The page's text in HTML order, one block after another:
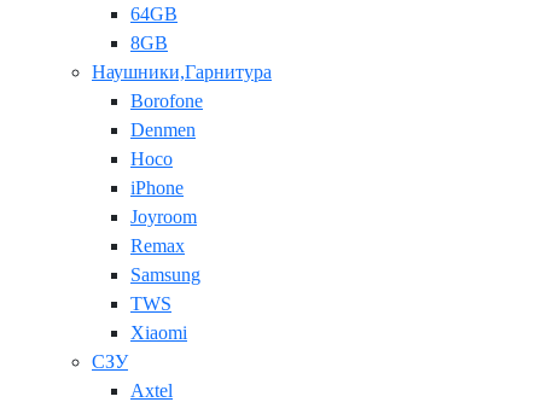
64GB
8GB
Наушники,Гарнитура
Borofone
Denmen
Hoco
iPhone
Joyroom
Remax
Samsung
TWS
Xiaomi
СЗУ
Axtel